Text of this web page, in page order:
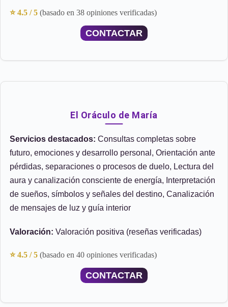
⭐ 4.5 / 5 (basado en 38 opiniones verificadas)
CONTACTAR
El Oráculo de María
Servicios destacados: Consultas completas sobre
futuro, emociones y desarrollo personal, Orientación ante
pérdidas, separaciones o procesos de duelo, Lectura del
aura y canalización consciente de energía, Interpretación
de sueños, símbolos y señales del destino, Canalización
de mensajes de luz y guía interior
Valoración: Valoración positiva (reseñas verificadas)
⭐ 4.5 / 5 (basado en 40 opiniones verificadas)
CONTACTAR